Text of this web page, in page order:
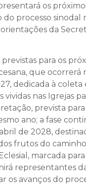
os
processo sinodal
da
para os
que ocorrerá
dedicada à coleta
vividas nas Igrejas
prevista
ano; a fase
de 2028,
frutos do
marcada
representantes
os avanços do